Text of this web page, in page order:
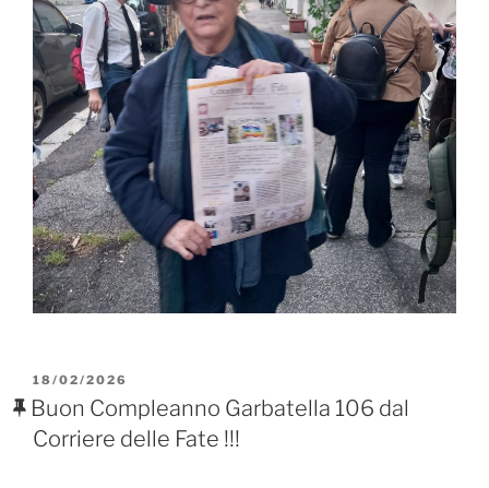
PUBBLICATO
IL
18/02/2026
Buon Compleanno Garbatella 106 dal
Corriere delle Fate !!!